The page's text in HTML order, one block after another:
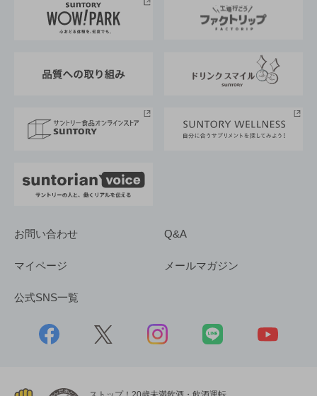
地域情報
サントリーサンバーズ大阪
サントリーが考えるサステナビリティ経営
企業概要
採用情報
お問い合わせ Q&A
マイページ メールマガジン
公式SNS一覧